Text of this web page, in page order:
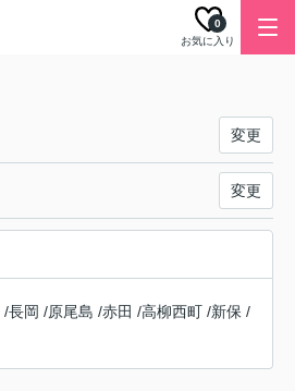
お気に入り
0
変更
変更
/長岡 /原尾島 /赤田 /高柳西町 /新保 /